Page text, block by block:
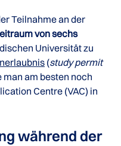
Teilnahme an der
von sechs
Universität zu
(study permit
man am besten noch
Centre (VAC) in
während der